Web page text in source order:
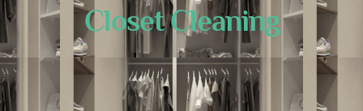
Closet Cleaning